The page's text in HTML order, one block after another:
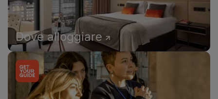
Dove alloggiare